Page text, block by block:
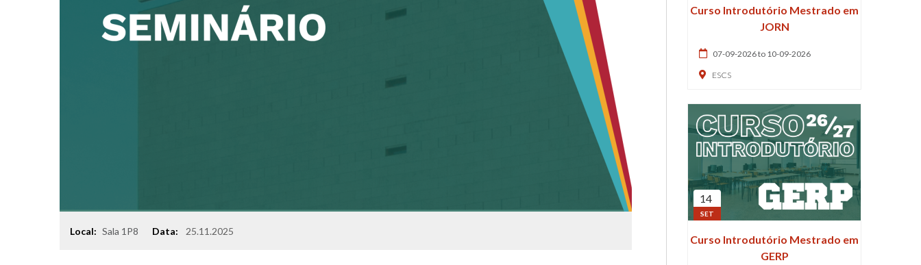
Local: Sala 1P8 Data: 25.11.2025
Curso Introdutório Mestrado em
JORN
07-09-2026 to 10-09-2026
ESCS
14
SET
Curso Introdutório Mestrado em
GERP